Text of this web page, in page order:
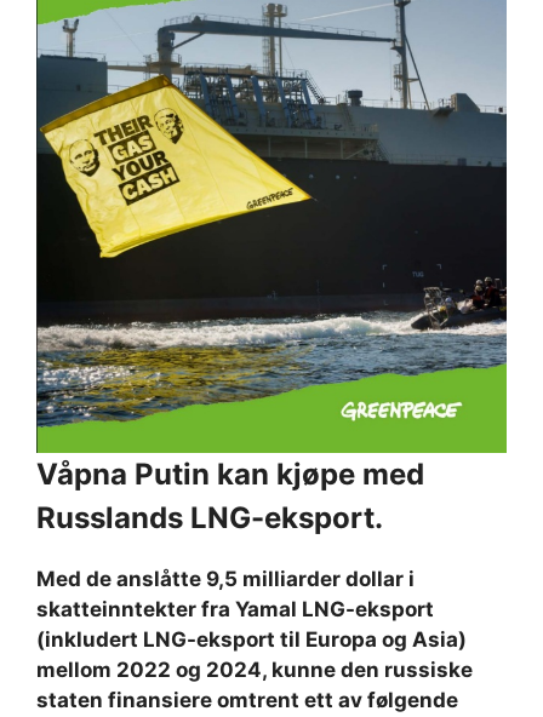
Våpna Putin kan kjøpe med
Russlands LNG-eksport.
Med de anslåtte 9,5 milliarder dollar i
skatteinntekter fra Yamal LNG-eksport
(inkludert LNG-eksport til Europa og Asia)
mellom 2022 og 2024, kunne den russiske
staten finansiere omtrent ett av følgende